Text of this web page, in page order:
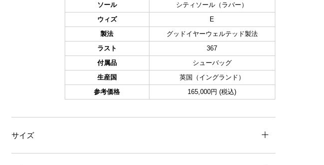
ソール
シティソール（ラバー）
ウィズ
E
製法
グッドイヤーウェルテッド製法
ラスト
367
付属品
シューバッグ
生産国
英国（イングランド）
参考価格
165,000円 (税込)
サイズ